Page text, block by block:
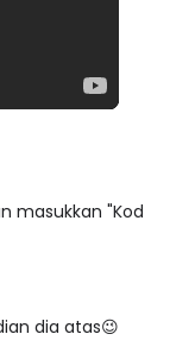
masukkan "Kod
dia atas😉